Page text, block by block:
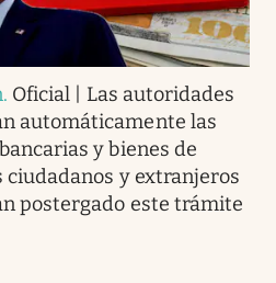
. Oficial | Las autoridades
automáticamente las
y bienes de
ciudadanos y extranjeros
postergado este trámite